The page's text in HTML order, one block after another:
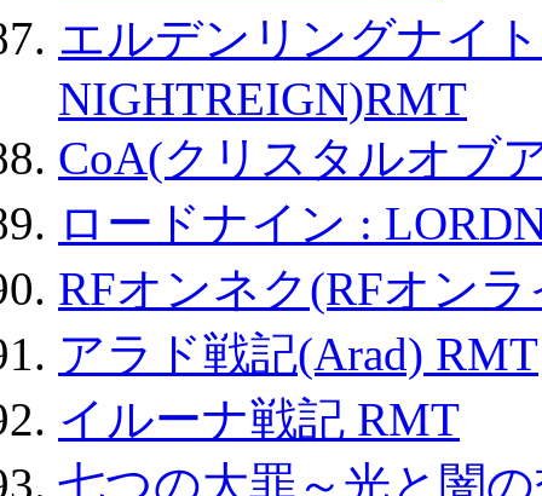
エルデンリングナイ
NIGHTREIGN)RMT
CoA(クリスタルオブ
ロードナイン :
RFオンネク(RFオン
アラド戦記(Arad) RMT
イルーナ戦記 RMT
七つの大罪～光と闇